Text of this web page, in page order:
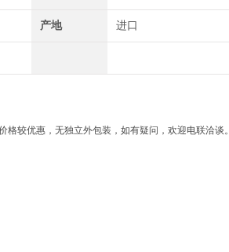
产地 进口
格较优惠，无独立外包装，如有疑问，欢迎电联洽谈。